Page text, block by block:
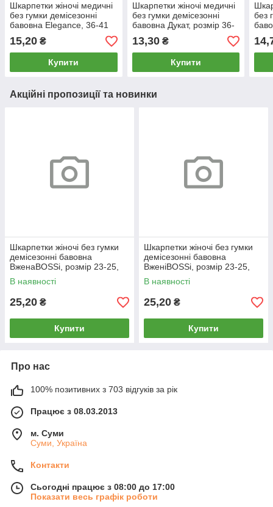
Шкарпетки жіночі медичні
без гумки демісезонні
бавовна Elegance, 36-41
розмір, асорті, 02373
15,20 ₴
Купити
Шкарпетки жіночі медичні
без гумки демісезонні
бавовна Дукат, розмір 36-
40, асорті, 011
13,30₴
Купити
без
40,
Акційні пропозиції та новинки
Шкарпетки жіночі без гумки
демісезонні бавовна
ВженаBOSSi, розмір 23-25,
сині-індиго, 10877
В наявності
25,20 ₴
Купити
Шкарпетки жіночі без гумки
демісезонні бавовна
ВженіBOSSi, розмір 23-25,
чорничні, 10878
В наявності
25,20 ₴
Купити
Про нас
100% позитивних з 703 відгуків за рік
Працює з 08.03.2013
м. Суми
Суми, Україна
Контакти
Сьогодні працює з 08:00 до 17:00
Показати весь графік роботи